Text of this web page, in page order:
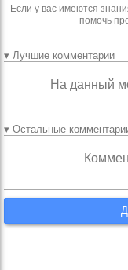
Если у вас имеются
помочь
▾ Лучшие комментарии
На данный
▾ Остальные